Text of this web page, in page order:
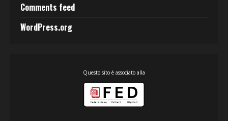
Comments feed
WordPress.org
Questo sito è associato alla